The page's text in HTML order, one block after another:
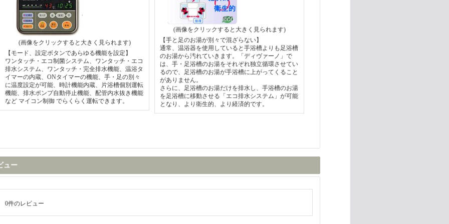
(画像をクリックすると大きく見られます)
【モード、設定ボタンであらゆる機能を設定】
ワンタッチ・エコ制菌システム、ワンタッチ・エコ
排水システム、ワンタッチ・完全排水機能、温浴タ
イマーの内蔵、ONタイマーの機能、手・足の別々
に温度設定が可能、時計機能内蔵、片浴槽個別運転
機能、排水ポンプ自動停止機能、配管内水抜き機能
など マイコン制御 でらくらく運転できます。
(画像をクリックすると大きく見られます)
【手と足のお湯が別々で混ざらない】
通常、温浴器を使用していると手浴槽よりも足浴槽
のお湯から汚れていきます。「ディヴァーノ」で
は、手・足浴槽のお湯をそれぞれ独立循環させてい
るので、足浴槽のお湯が手浴槽に上がってくること
がありません。
さらに、足浴槽のお湯だけを排水し、手浴槽のお湯
を足浴槽に移動させる「エコ排水システム」が可能
となり、より衛生的、より経済的です。
ュー
0件のレビュー